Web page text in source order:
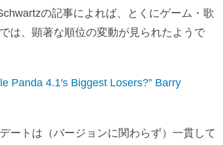
の記事によれば、とくにゲーム・歌
は、顕著な順位の変動が見られたようで
Panda 4.1′s Biggest Losers?” Barry
ートは（バージョンに関わらず）一貫して